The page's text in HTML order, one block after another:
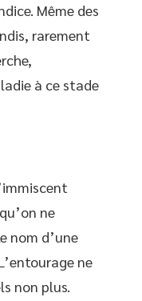
Même des
rarement
à ce stade
ne
nom d’une
ne
non plus.